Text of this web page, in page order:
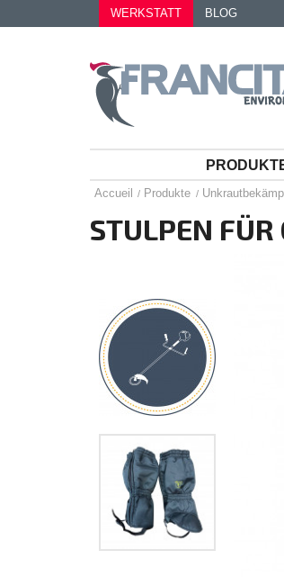
WERKSTATT BLOG
Accueil Produkte
STULPEN